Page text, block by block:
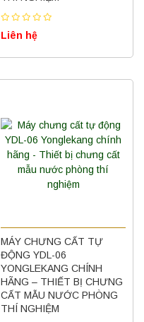
Liên hệ
MÁY CHƯNG CẤT TỰ
ĐỘNG YDL-06
YONGLEKANG CHÍNH
HÃNG – THIẾT BỊ CHƯNG
CẤT MẪU NƯỚC PHÒNG
THÍ NGHIỆM